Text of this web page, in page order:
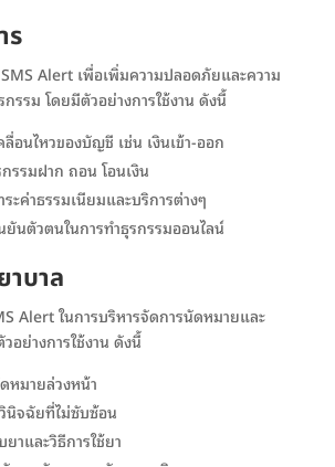
ร
Alert เพื่อเพิ่มความปลอดภัยและความ
กรรม โดยมีตัวอย่างการใช้งาน ดังนี้
ลื่อนไหวของบัญชี เช่น เงินเข้า-ออก
รรมฝาก ถอน โอนเงิน
ะค่าธรรมเนียมและบริการต่างๆ
ยันตัวตนในการทำธุรกรรมออนไลน์
าบาล
Alert ในการบริหารจัดการนัดหมายและ
ย่างการใช้งาน ดังนี้
หมายล่วงหน้า
นิจฉัยที่ไม่ซับซ้อน
าและวิธีการใช้ยา